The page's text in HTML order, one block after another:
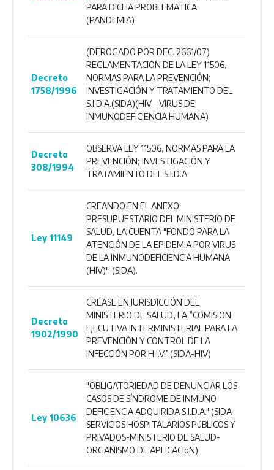
PARA DICHA PROBLEMATICA.
(PANDEMIA)
Decreto
1758/1996
(DEROGADO POR DEC. 2661/07)
REGLAMENTACIÓN DE LA LEY 11506,
NORMAS PARA LA PREVENCIÓN;
INVESTIGACIÓN Y TRATAMIENTO DEL
S.I.D.A.(SIDA)(HIV - VIRUS DE
INMUNODEFICIENCIA HUMANA)
Decreto
308/1994
OBSERVA LEY 11506, NORMAS PARA LA
PREVENCIÓN; INVESTIGACIÓN Y
TRATAMIENTO DEL S.I.D.A.
Ley 11149
CREANDO EN EL ANEXO
PRESUPUESTARIO DEL MINISTERIO DE
SALUD, LA CUENTA "FONDO PARA LA
ATENCIÓN DE LA EPIDEMIA POR VIRUS
DE LA INMUNODEFICIENCIA HUMANA
(HIV)". (SIDA).
Decreto
1902/1990
CRÉASE EN JURISDICCIÓN DEL
MINISTERIO DE SALUD, LA ”COMISION
EJECUTIVA INTERMINISTERIAL PARA LA
PREVENCIÓN Y CONTROL DE LA
INFECCIÓN POR H.I.V.”.(SIDA-HIV)
Ley 10636
"OBLIGATORIEDAD DE DENUNCIAR LOS
CASOS DE SÍNDROME DE INMUNO
DEFICIENCIA ADQUIRIDA S.I.D.A." (SIDA-
SERVICIOS HOSPITALARIOS PúBLICOS Y
PRIVADOS-MINISTERIO DE SALUD-
ORGANISMO DE APLICACIóN)